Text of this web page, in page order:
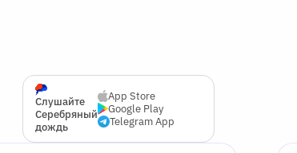
Слушайте
Серебряный
дождь
App Store
Google Play
Telegram App